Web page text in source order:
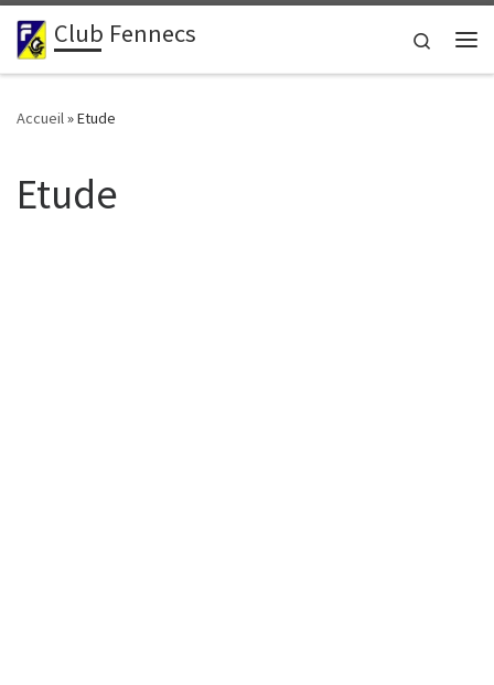
Passer au contenu
Club Fennecs
Search
Accueil»Etude
Etude